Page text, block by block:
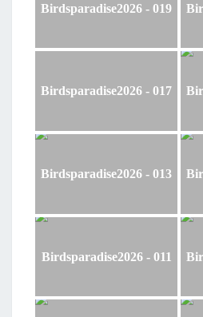
Birdsparadise2026 - 019
Birdsparadise2026 - 017
Birdsparadise2026 - 013
Birdsparadise2026 - 011